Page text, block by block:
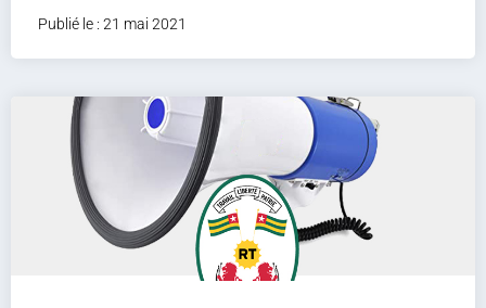
Publié le : 21 mai 2021